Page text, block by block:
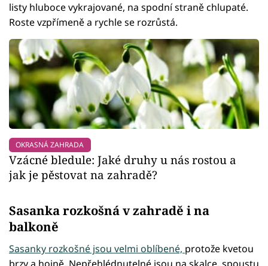
listy hluboce vykrajované, na spodní straně chlupaté.
Roste vzpřímeně a rychle se rozrůstá.
OKRASNÁ ZAHRADA
Vzácné bledule: Jaké druhy u nás rostou a
jak je pěstovat na zahradě?
Sasanka rozkošná v zahradě i na
balkoně
Sasanky rozkošné jsou velmi oblíbené, protože kvetou